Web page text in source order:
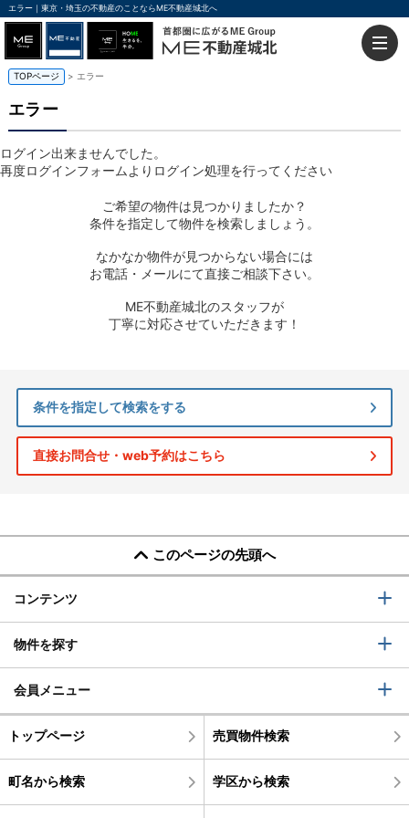
エラー｜東京・埼玉の不動産のことならME不動産城北へ
TOPページ > エラー
エラー
ログイン出来ませんでした。
再度ログインフォームよりログイン処理を行ってください
ご希望の物件は見つかりましたか？
条件を指定して物件を検索しましょう。
なかなか物件が見つからない場合には
お電話・メールにて直接ご相談下さい。
ME不動産城北のスタッフが
丁寧に対応させていただきます！
条件を指定して検索をする
直接お問合せ・web予約はこちら
このページの先頭へ
コンテンツ
物件を探す
会員メニュー
トップページ 売買物件検索
町名から検索 学区から検索